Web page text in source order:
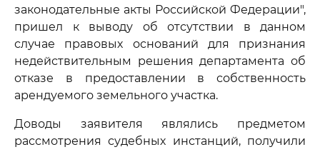
законодательные акты Российской Федерации",
пришел к выводу об отсутствии в данном
случае правовых оснований для признания
недействительным решения департамента об
отказе в предоставлении в собственность
арендуемого земельного участка.
Доводы заявителя являлись предметом
рассмотрения судебных инстанций, получили